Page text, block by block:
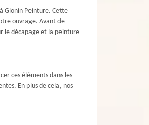
Glonin Peinture. Cette
ouvrage. Avant de
le décapage et la peinture
ces éléments dans les
En plus de cela, nos